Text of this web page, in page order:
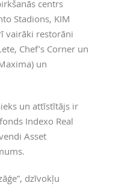
centrs
Stadions, KIM
vairāki restorāni
Chef’s Corner un
un
un attīstītājs ir
Indexo Real
Asset
dzīvokļu